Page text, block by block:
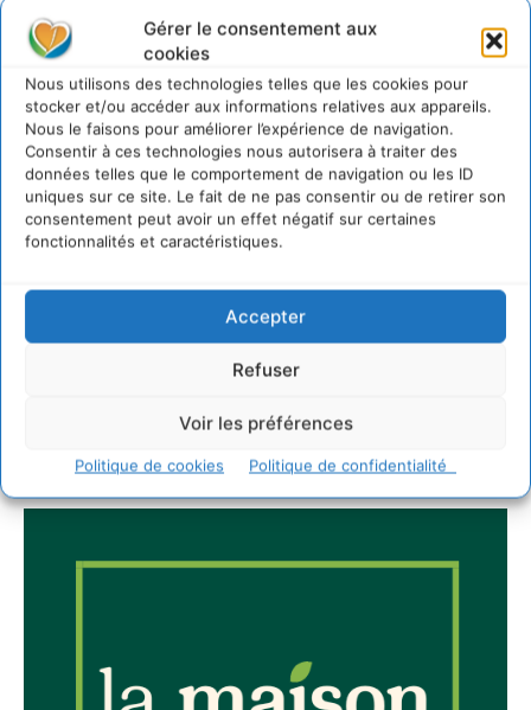
Gérer le consentement aux
cookies
Nous utilisons des technologies telles que les cookies pour
stocker et/ou accéder aux informations relatives aux appareils.
Nous le faisons pour améliorer l’expérience de navigation.
Consentir à ces technologies nous autorisera à traiter des
données telles que le comportement de navigation ou les ID
uniques sur ce site. Le fait de ne pas consentir ou de retirer son
consentement peut avoir un effet négatif sur certaines
fonctionnalités et caractéristiques.
Accepter
Refuser
Voir les préférences
Politique de cookies Politique de confidentialité
S’inspirer de l’arbre pour un modèle
économique régénératif du vivant …
5 août 2026
IPBES : le « GIEC de la biodiversité » appelle les
entreprises à devenir des alliées du vivant
4 août 2026
Newsletter
JE M'ABONNE